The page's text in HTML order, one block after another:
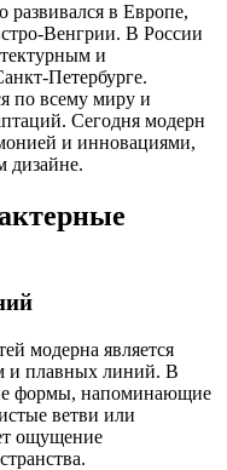
развивался в Европе,
Венгрии. В России
и
Петербурге.
по всему миру и
Сегодня модерн
и инновациями,
дизайне.
модерна является
и плавных линий. В
формы, напоминающие
ветви или
ощущение